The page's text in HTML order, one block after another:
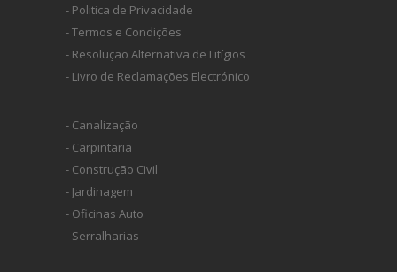
- Politica de Privacidade
- Termos e Condições
- Resolução Alternativa de Litígios
- Livro de Reclamações Electrónico
- Canalização
- Carpintaria
- Construção Civil
- Jardinagem
- Oficinas Auto
- Serralharias